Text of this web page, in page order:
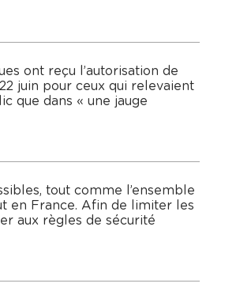
ont reçu l’autorisation de
juin pour ceux qui relevaient
que dans « une jauge
tout comme l’ensemble
en France. Afin de limiter les
aux règles de sécurité